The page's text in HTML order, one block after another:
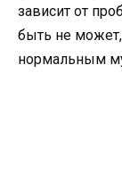
зависит от
быть не
нормальным